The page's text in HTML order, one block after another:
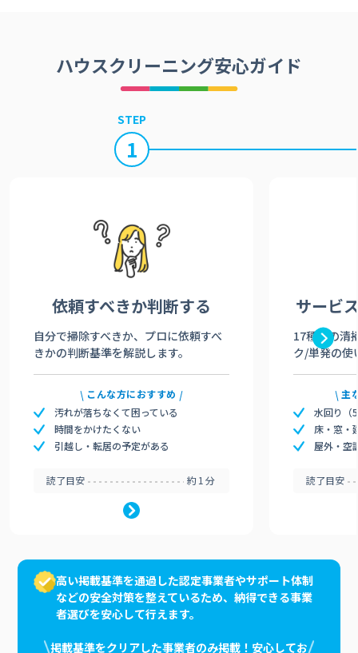
ハウスクリーニング安心ガイド
STEP
1
依頼すべきか判断する
自分で掃除すべきか、プロに依頼すべ
きかの判断基準を解説します。
こんな方におすすめ
汚れが落ちなくて困っている
時間をかけたくない
引越し・転居の予定がある
読了目安 約1分
サービ
17種類の清
ク/単発の使
主
水回り（
床・窓・
屋外・空
読了目安
高い掲載基準を通過した認定事業者やサポート体制
などの安全対策を整えているため、納得できる事業
者選びを安心して行えます。
掲載基準をクリアした事業者のみ掲載！安心してお